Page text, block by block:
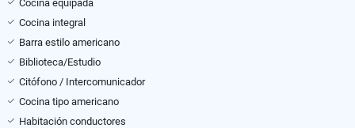
Cocina equipada
Cocina integral
Barra estilo americano
Biblioteca/Estudio
Citófono / Intercomunicador
Cocina tipo americano
Habitación conductores